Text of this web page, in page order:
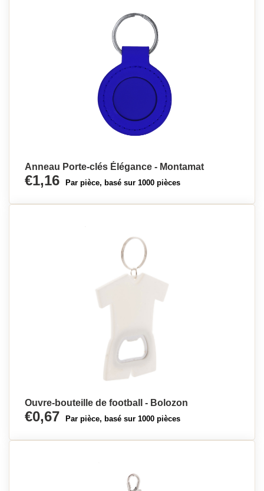
Anneau Porte-clés Élégance - Montamat
€1,16 Par pièce, basé sur 1000 pièces
Ouvre-bouteille de football - Bolozon
€0,67 Par pièce, basé sur 1000 pièces